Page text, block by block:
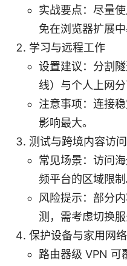
实战要点：尽量
免在浏览器扩展中
学习与远程工作
设置建议：分割
线）与个人上网分
注意事项：连接
影响最大。
测试与跨境内容访问
常见场景：访问
频平台的区域限制
风险提示：部分
测，需考虑切换
保护设备与家用网络
路由器级 VPN 可